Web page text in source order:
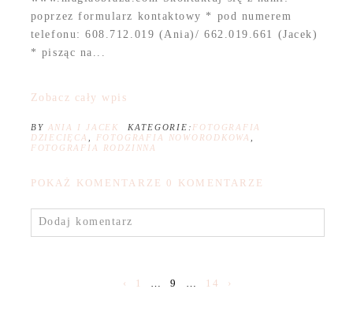
poprzez formularz kontaktowy * pod numerem
telefonu: 608.712.019 (Ania)/ 662.019.661 (Jacek)
* pisząc na...
Zobacz cały wpis
BY ANIA I JACEK KATEGORIE: FOTOGRAFIA
DZIECIĘCA
FOTOGRAFIA NOWORODKOWA
FOTOGRAFIA RODZINNA
POKAŻ KOMENTARZE 0 KOMENTARZE
Dodaj komentarz
‹ 1 … 9 … 14 ›